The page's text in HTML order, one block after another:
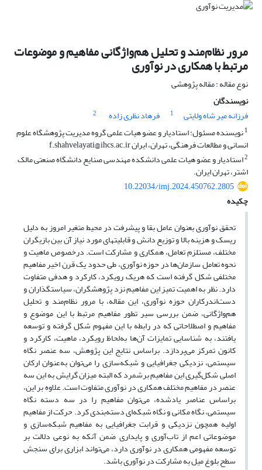
مرور نظام‌مند و تحلیل هم‌واژگانی مفاهیم و موضوعات
مرتبط با همکاری در نوآوری
نوع مقاله : مقاله پژوهشی
نویسندگان
فرزانه میر شاه ولایتی
1 فرهاد نظری زاده
2
1نویسنده مسئول: استادیار و عضو هیات علمی گروه مدیریت پژوهشگاه علوم
انسانی و مطالعات فرهنگی، تهران، ایران f.shahvelayati@ihcs.ac.ir
2استادیار و عضو هیات علمی دانشکده مهندسی صنایع دانشگاه صنعتی مالک
اشتر، تهران ایران.
10.22034/imj.2024.450762.2805
چکیده
تحقق نوآوری بعنوان عامل بقا و پیشرفت در محیط متغیر امروز به دلیل
ریسک و هزینه بالا و توزیع دانش و قابلیت‏های مورد نیاز آن بین بازیگران
مختلف، مستلزم تعامل، همکاری و مشارکت است. درخصوص ماهیت و
نحوه تعامل سازمان‌ها در حوزه نوآوری، طی حدود یک قرن اخیر مفاهیم
مختلفی شکل گرفته است که هریک رویکرد، کارکرد و هدفی متفاوت
دارد. نظر به اهمیت تمیز این مفاهیم نزد پژوهشگران، سیاستگذاران و
دست‌اندرکاران حوزه نوآوری، این مقاله، با مرور نظام‌مند و تحلیل
هم‌واژگانی، ضمن بررسی سیر تطور مفاهیم مرتبط با این موضوع و
مفاهیم و اصطلاحاتی که در رابطه با این مفهوم شکل گرفته و توسعه
یافتند، به شناسایی تمایزات آن‌ها به‌لحاظ رویکرد، ماهیت، کارکرد و
کانون تمرکز می‌پردازد. براساس نتایج این پژوهش، سه عنصر نگاه
سیستمی، نزدیکی جغرافیایی و شبکه‌سازی را می‌توان به‌عنوان ارکان
اصلی شکل‌گیری این مفاهیم برشمرد که البته میزان گرایش به این سه
عنصر در مفاهیم مختلف همکاری در نوآوری متفاوت است. علاوه بر این،
براساس عناصر یادشده، می‌توان مفاهیم را در سه دسته نگاه
سیستمی، نگاه مکانی و نگاه شبکه‌ای دسته‌بندی کرد. حرکت از مفاهیم
اولیه همچون نزدیکی و قرابت جغرافیایی به مفاهیم شبکه‌سازی و
موضوعاتی اعم از تاب‌آوری و پایداری ضمن آنکه به نوعی دلالت بر
توسعه مفهومی همکاری در نوآوری دارد، می‌تواند ابزاری برای سنجش
سطح بلوغ میل به مشارکت در نوآوری باشد.